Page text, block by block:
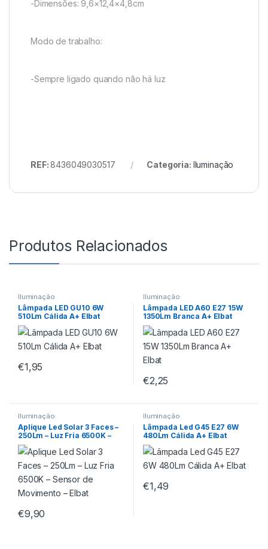
-Dimensões: 9,6×12,4×4,8cm
Modo de trabalho:
-Sempre ligado quando não há luz
REF:8436049030517 Categoria: Iluminação
Produtos Relacionados
Iluminação
Lâmpada LED GU10 6W
510Lm Cálida A+ Elbat
€1,95
Iluminação
Lâmpada LED A60 E27 15W
1350Lm Branca A+ Elbat
€2,25
Iluminação
Aplique Led Solar 3 Faces –
250Lm – Luz Fria 6500K –
Sensor de Movimento – Elbat
€9,90
Iluminação
Lâmpada Led G45 E27 6W
480Lm Cálida A+ Elbat
€1,49